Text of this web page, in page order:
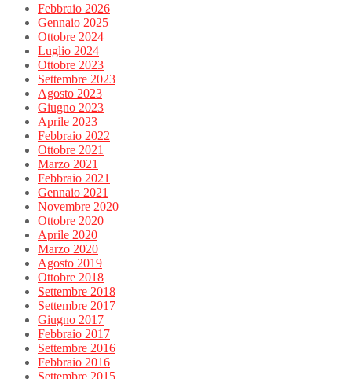
Febbraio 2026
Gennaio 2025
Ottobre 2024
Luglio 2024
Ottobre 2023
Settembre 2023
Agosto 2023
Giugno 2023
Aprile 2023
Febbraio 2022
Ottobre 2021
Marzo 2021
Febbraio 2021
Gennaio 2021
Novembre 2020
Ottobre 2020
Aprile 2020
Marzo 2020
Agosto 2019
Ottobre 2018
Settembre 2018
Settembre 2017
Giugno 2017
Febbraio 2017
Settembre 2016
Febbraio 2016
Settembre 2015